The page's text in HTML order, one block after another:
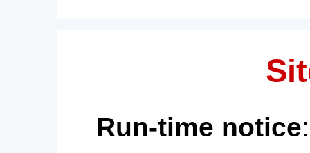
Run-time notice